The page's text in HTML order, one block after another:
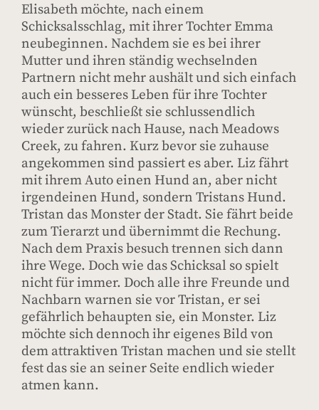
Elisabeth möchte, nach einem
Schicksalsschlag, mit ihrer Tochter Emma
neubeginnen. Nachdem sie es bei ihrer
Mutter und ihren ständig wechselnden
Partnern nicht mehr aushält und sich einfach
auch ein besseres Leben für ihre Tochter
wünscht, beschließt sie schlussendlich
wieder zurück nach Hause, nach Meadows
Creek, zu fahren. Kurz bevor sie zuhause
angekommen sind passiert es aber. Liz fährt
mit ihrem Auto einen Hund an, aber nicht
irgendeinen Hund, sondern Tristans Hund.
Tristan das Monster der Stadt. Sie fährt beide
zum Tierarzt und übernimmt die Rechung.
Nach dem Praxis besuch trennen sich dann
ihre Wege. Doch wie das Schicksal so spielt
nicht für immer. Doch alle ihre Freunde und
Nachbarn warnen sie vor Tristan, er sei
gefährlich behaupten sie, ein Monster. Liz
möchte sich dennoch ihr eigenes Bild von
dem attraktiven Tristan machen und sie stellt
fest das sie an seiner Seite endlich wieder
atmen kann.